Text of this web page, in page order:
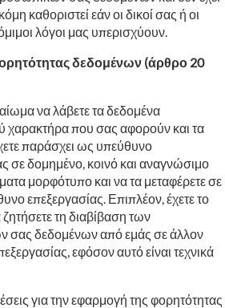
καθοριστεί εάν οι δικοί σας ή οι
λόγοι μας υπερισχύουν.
δεδομένων (άρθρο 20
να λάβετε τα δεδομένα
που σας αφορούν και τα
παράσχει ως υπεύθυνο
σε δομημένο, κοινό και αναγνώσιμο
μορφότυπο και να τα μεταφέρετε σε
επεξεργασίας. Επιπλέον, έχετε το
τη διαβίβαση των
σας δεδομένων από εμάς σε άλλον
εφόσον αυτό είναι τεχνικά
για την εφαρμογή της φορητότητας